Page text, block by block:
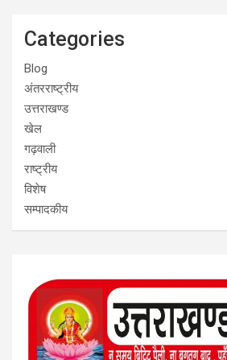
Categories
Blog
अंतरराष्ट्रीय
उत्तराखण्ड
खेल
गढ़वाली
राष्ट्रीय
विशेष
सम्पादकीय